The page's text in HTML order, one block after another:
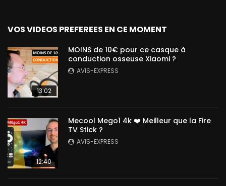
VOS VIDEOS PREFEREES EN CE MOMENT
13:02
MOINS de 10€ pour ce casque à
conduction osseuse Xiaomi ?
AVIS-EXPRESS
12:40
Mecool Mego1 4k ❤️ Meilleur que la Fire
TV Stick ?
AVIS-EXPRESS